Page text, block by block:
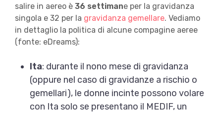
salire in aereo è 36 settimane per la gravidanza
singola e 32 per la gravidanza gemellare. Vediamo
in dettaglio la politica di alcune compagine aeree
(fonte: eDreams):
Ita: durante il nono mese di gravidanza
(oppure nel caso di gravidanze a rischio o
gemellari), le donne incinte possono volare
con Ita solo se presentano il MEDIF, un